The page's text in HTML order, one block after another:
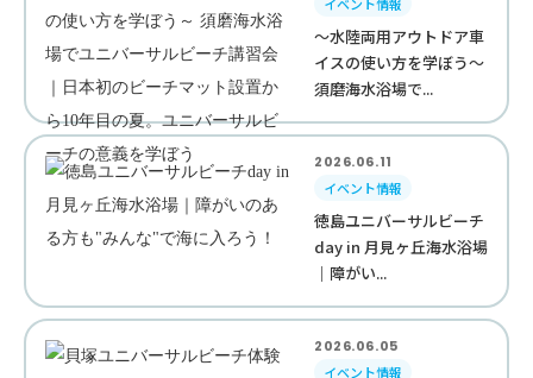
～水陸両用アウトドア車
イスの使い方を学ぼう～
須磨海水浴場で...
2026.06.11
イベント情報
徳島ユニバーサルビーチ
day in 月見ヶ丘海水浴場
｜障がい...
2026.06.05
イベント情報